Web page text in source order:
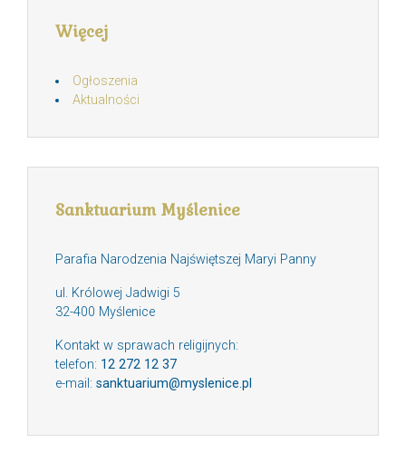
Więcej
Ogłoszenia
Aktualności
Sanktuarium Myślenice
Parafia Narodzenia Najświętszej Maryi Panny
ul. Królowej Jadwigi 5
32-400 Myślenice
Kontakt w sprawach religijnych:
telefon: 12 272 12 37
e-mail: sanktuarium@myslenice.pl